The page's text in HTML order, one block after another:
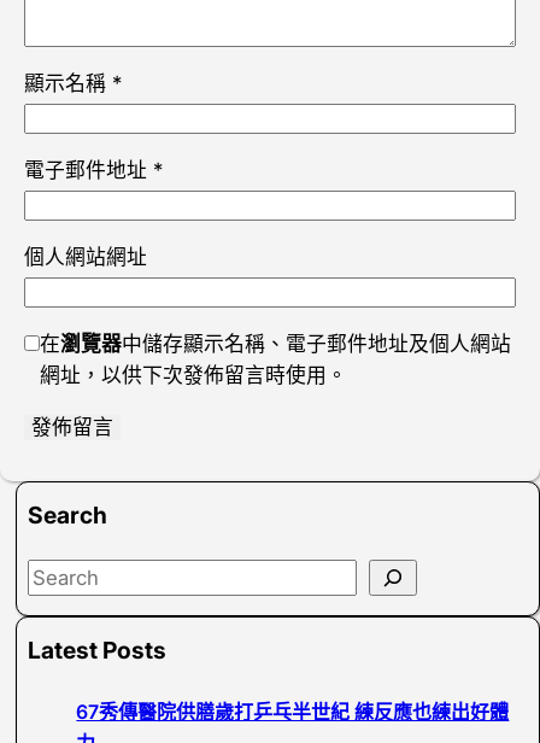
顯示名稱 *
電子郵件地址 *
個人網站網址
在瀏覽器中儲存顯示名稱、電子郵件地址及個人網站
網址，以供下次發佈留言時使用。
Search
S
aLatest Posts
67秀傳醫院供膳歲打乒乓半世紀 練反應也練出好體